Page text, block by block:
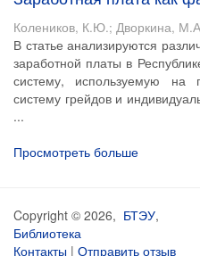
Колеников, К.Ю.; Дворкина,
В статье анализируются
заработной платы в
систему, используемую на
систему грейдов и
...
Просмотреть больше
Copyright © 2026, БТЭУ,
Библиотека
Контакты | Отправить отзыв